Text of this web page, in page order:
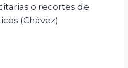
o recortes de
(Chávez)